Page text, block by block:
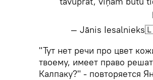
— Jānis
"Тут нет речи про цвет
твоему, имеет право
Калпаку?" - повторяется